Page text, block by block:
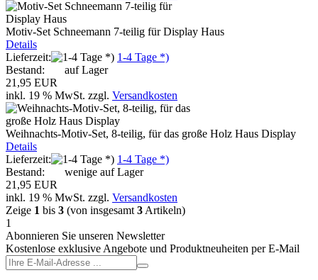
Motiv-Set Schneemann 7-teilig für Display Haus
Details
Lieferzeit:
1-4 Tage *)
Bestand:
auf Lager
21,95 EUR
inkl. 19 % MwSt. zzgl. Versandkosten
Weihnachts-Motiv-Set, 8-teilig, für das große Holz Haus Display
Details
Lieferzeit:
1-4 Tage *)
Bestand:
wenige auf Lager
21,95 EUR
inkl. 19 % MwSt. zzgl. Versandkosten
Zeige 1 bis 3 (von insgesamt 3 Artikeln)
1
Abonnieren Sie unseren Newsletter
Kostenlose exklusive Angebote und Produktneuheiten per E-Mail